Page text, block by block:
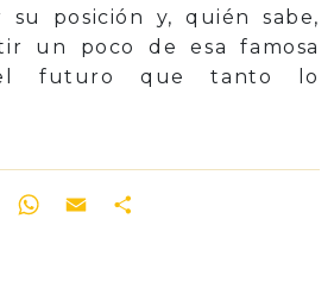
su posición y, quién sabe,
un poco de esa famosa
futuro que tanto lo
FacebookWhatsApp
Email